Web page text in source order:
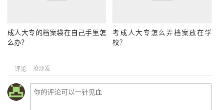
成人大专的档案袋在自己手里怎
么办？
考成人大专怎么弄档案放在学
校？
评论 抢沙发